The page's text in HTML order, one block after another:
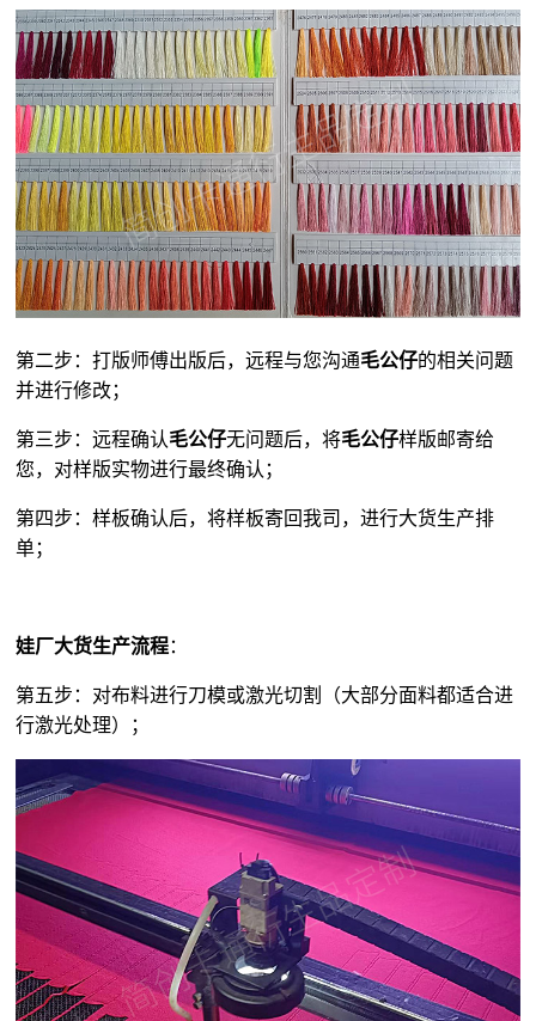
第二步：打版师傅出版后，远程与您沟通毛公仔的相关问题
并进行修改；
第三步：远程确认毛公仔无问题后，将毛公仔样版邮寄给
您，对样版实物进行最终确认；
第四步：样板确认后，将样板寄回我司，进行大货生产排
单；
娃厂大货生产流程：
第五步：对布料进行刀模或激光切割（大部分面料都适合进
行激光处理）；